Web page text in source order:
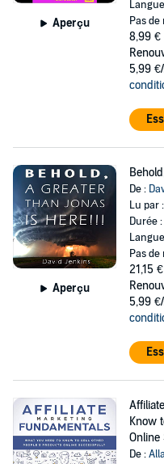
Aperçu
Pas
8,99 €
5,99
Aperçu
De :
Lu par :
Durée
Pas
21,15 €
5,99
Know
Online
De :